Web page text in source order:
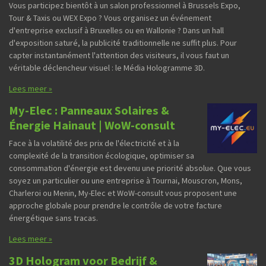
Vous participez bientôt à un salon professionnel à Brussels Expo,
Tour & Taxis ou WEX Expo ? Vous organisez un événement
d'entreprise exclusif à Bruxelles ou en Wallonie ? Dans un hall
d'exposition saturé, la publicité traditionnelle ne suffit plus. Pour
capter instantanément l'attention des visiteurs, il vous faut un
véritable déclencheur visuel : le Média Hologramme 3D.
Lees meer »
My-Elec : Panneaux Solaires &
Énergie Hainaut | WoW-consult
Face à la volatilité des prix de l'électricité et à la
complexité de la transition écologique, optimiser sa
consommation d'énergie est devenu une priorité absolue. Que vous
soyez un particulier ou une entreprise à Tournai, Mouscron, Mons,
Charleroi ou Menin, My-Elec et WoW-consult vous proposent une
approche globale pour prendre le contrôle de votre facture
énergétique sans tracas.
Lees meer »
3D Hologram voor Bedrijf &